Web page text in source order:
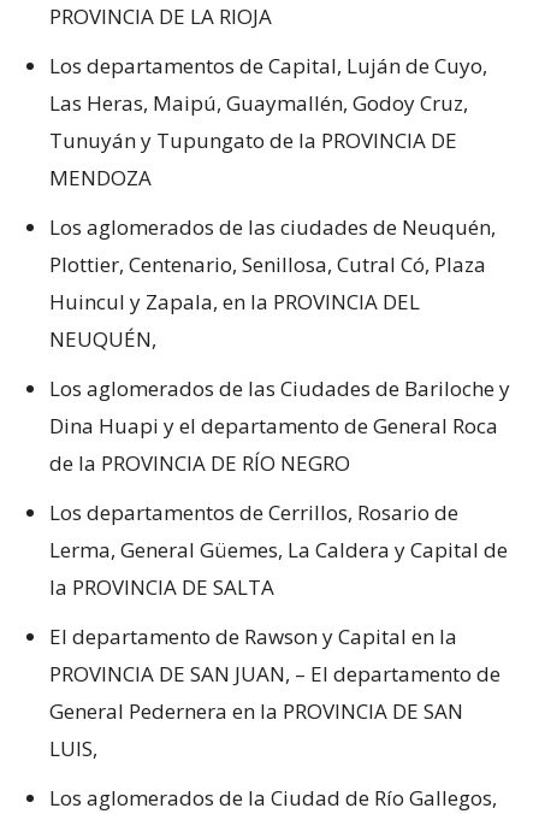
PROVINCIA DE LA RIOJA
Los departamentos de Capital, Luján de Cuyo,
Las Heras, Maipú, Guaymallén, Godoy Cruz,
Tunuyán y Tupungato de la PROVINCIA DE
MENDOZA
Los aglomerados de las ciudades de Neuquén,
Plottier, Centenario, Senillosa, Cutral Có, Plaza
Huincul y Zapala, en la PROVINCIA DEL
NEUQUÉN,
Los aglomerados de las Ciudades de Bariloche y
Dina Huapi y el departamento de General Roca
de la PROVINCIA DE RÍO NEGRO
Los departamentos de Cerrillos, Rosario de
Lerma, General Güemes, La Caldera y Capital de
la PROVINCIA DE SALTA
El departamento de Rawson y Capital en la
PROVINCIA DE SAN JUAN, – El departamento de
General Pedernera en la PROVINCIA DE SAN
LUIS,
Los aglomerados de la Ciudad de Río Gallegos,